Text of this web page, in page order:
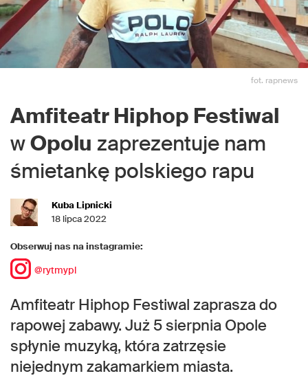
fot. rapnews
Amfiteatr Hiphop Festiwal
wOpolu zaprezentuje nam
śmietankę polskiego rapu
Kuba Lipnicki
18 lipca 2022
Obserwuj nas na instagramie:
@rytmypl
Amfiteatr Hiphop Festiwal zaprasza do
rapowej zabawy. Już 5 sierpnia Opole
spłynie muzyką, która zatrzęsie
niejednym zakamarkiem miasta.